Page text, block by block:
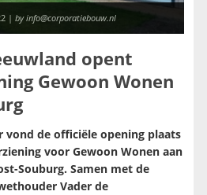
| by info@corporatiebouw.nl
opent
Gewoon Wonen
vond de officiële opening plaats
voor Gewoon Wonen aan
Souburg. Samen met de
Vader de